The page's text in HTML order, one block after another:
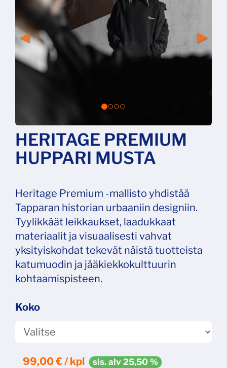
HERITAGE PREMIUM
HUPPARI MUSTA
Heritage Premium -mallisto yhdistää
Tapparan historian urbaaniin designiin.
Tyylikkäät leikkaukset, laadukkaat
materiaalit ja visuaalisesti vahvat
yksityiskohdat tekevät näistä tuotteista
katumuodin ja jääkiekkokulttuurin
kohtaamispisteen.
Koko
99,00€ / kpl sis. alv 25,50 %